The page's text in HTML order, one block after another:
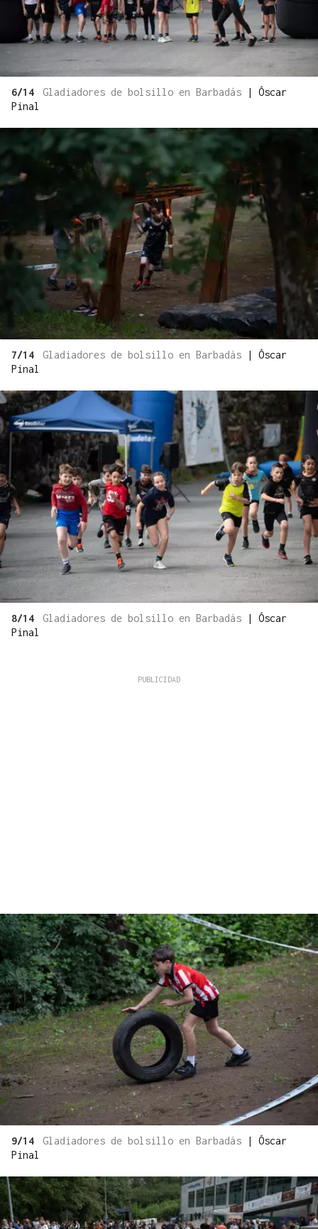
6/14 Gladiadores de bolsillo en Barbadás | Óscar
Pinal
7/14 Gladiadores de bolsillo en Barbadás | Óscar
Pinal
8/14 Gladiadores de bolsillo en Barbadás | Óscar
Pinal
9/14 Gladiadores de bolsillo en Barbadás | Óscar
Pinal